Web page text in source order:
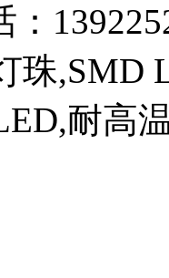
珠,SMD
LED,耐